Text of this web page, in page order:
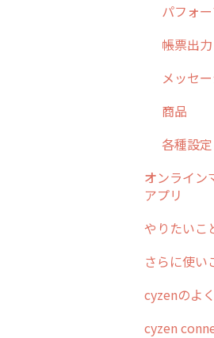
問集
8. 用語集
9. もっ
の使い方
【業界
方法
パフォ
帳票出力
メッセ
商品
各種設
オンライン
アプリ
アプリ
ホーム
スポット
報告閲覧
やりたいこ
行動管理
勤怠管理
予定管理
さらに使い
はじめに
スポット
cyzenのよ
ログイン
cyzen